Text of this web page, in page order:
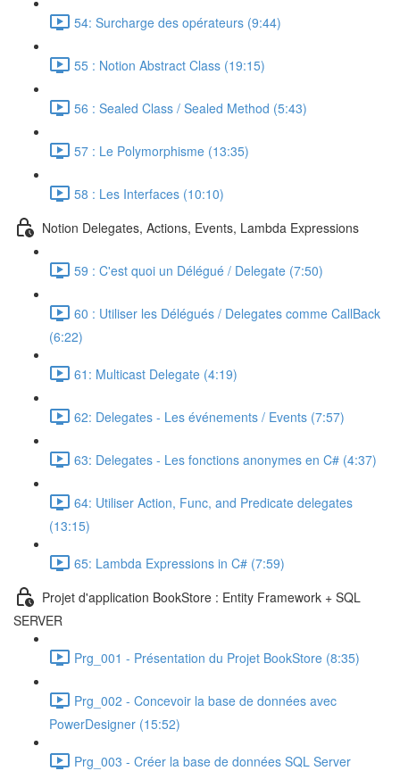
54: Surcharge des opérateurs (9:44)
55 : Notion Abstract Class (19:15)
56 : Sealed Class / Sealed Method (5:43)
57 : Le Polymorphisme (13:35)
58 : Les Interfaces (10:10)
Notion Delegates, Actions, Events, Lambda Expressions
59 : C'est quoi un Délégué / Delegate (7:50)
60 : Utiliser les Délégués / Delegates comme CallBack
(6:22)
61: Multicast Delegate (4:19)
62: Delegates - Les événements / Events (7:57)
63: Delegates - Les fonctions anonymes en C# (4:37)
64: Utiliser Action, Func, and Predicate delegates
(13:15)
65: Lambda Expressions in C# (7:59)
Projet d'application BookStore : Entity Framework + SQL
SERVER
Prg_001 - Présentation du Projet BookStore (8:35)
Prg_002 - Concevoir la base de données avec
PowerDesigner (15:52)
Prg_003 - Créer la base de données SQL Server